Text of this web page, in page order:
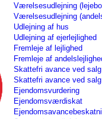
Værelsesudlejning
Værelsesudlejning
Udlejning af hus
Udlejning af ejerlejlighed
Fremleje af lejlighed
Fremleje af
Skattefri avance ved
Skattefri avance ved
Ejendomsvurdering
Ejendomsværdiskat